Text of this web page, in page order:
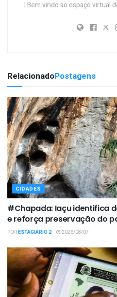
| Bem vindo ao espaço virtual
RelacionadoPostagens
CIDADES
#Chapada: Iaçu identifica
e reforça preservação do
PORESTAGIÁRIO 2 2026/08/07